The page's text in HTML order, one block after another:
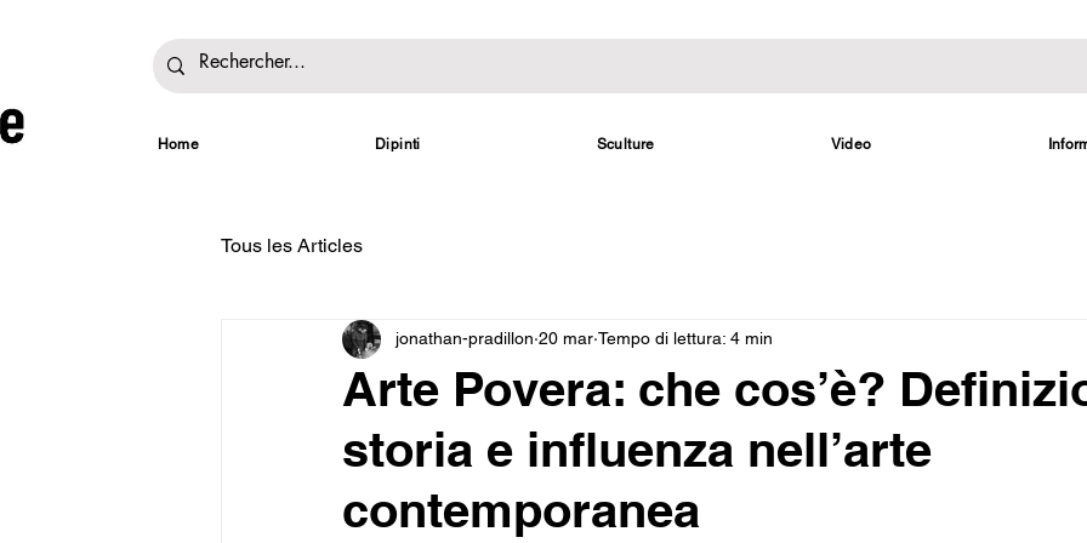
Home Dipinti Sculture Video
Tous les Articles
Arte Povera: che cos’è?
storia e influenza nell’arte
contemporanea
jonathan-pradillon 20 mar Tempo di lettura: 4 min